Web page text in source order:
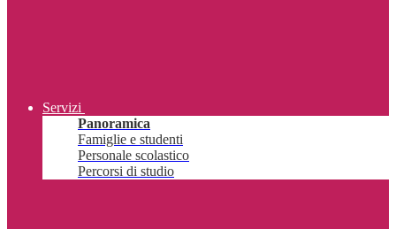
Servizi
Panoramica
Famiglie e studenti
Personale scolastico
Percorsi di studio